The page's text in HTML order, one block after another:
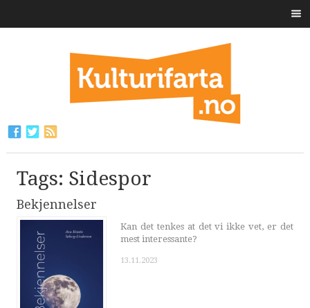
Tags: Sidespor
Bekjennelser
Kan det tenkes at det vi ikke vet, er det
mest interessante?
13.11.2023